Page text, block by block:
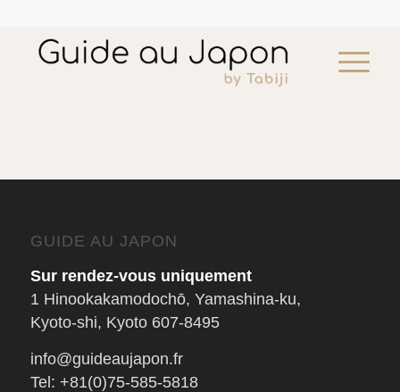
¥107,525
GUIDE AU JAPON
Sur rendez-vous uniquement
1 Hinookakamodochō, Yamashina-ku,
Kyoto-shi, Kyoto 607-8495
info@guideaujapon.fr
Tel: +81(0)75-585-5818